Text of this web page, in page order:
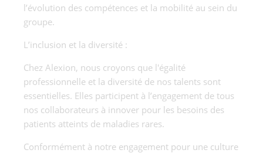
l’évolution des compétences et la mobilité au sein du
groupe.
L’inclusion et la diversité :
Chez Alexion, nous croyons que l'égalité
professionnelle et la diversité de nos talents sont
essentielles. Elles participent à l’engagement de tous
nos collaborateurs à innover pour les besoins des
patients atteints de maladies rares.
Conformément à notre engagement pour une culture